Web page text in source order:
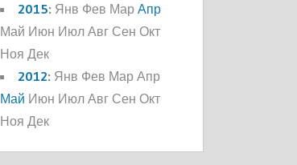
2015: Янв Фев Мар Апр
Май Июн Июл Авг Сен Окт
Ноя Дек
2012: Янв Фев Мар Апр
Май Июн Июл Авг Сен Окт
Ноя Дек